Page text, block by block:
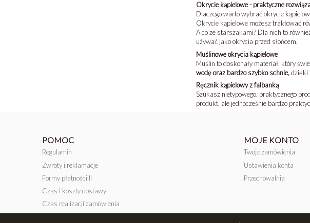
Okrycie kąpielowe - praktyczne
Dlaczego warto wybrać okrycie
Okrycie kąpielowe możesz traktować
A co ze starszakami? Dla nich to
używać jako okrycia przed słońcem.
Muślinowe okrycia kąpielowe
Muślin to doskonały materiał, który
wodę oraz bardzo szybko schnie,dzięki
Ręcznik kąpielowy z falbanką
Szukasz nietypowego, praktycznego
produkt, ale jednocześnie bardzo
POMOC
Regulamin
Zwroty i reklamacje
Formy płatności II
Czas i koszty dostawy
Czas realizacji zamówienia
MOJE KONTO
Twoje zamówienia
Ustawienia konta
Przechowalnia